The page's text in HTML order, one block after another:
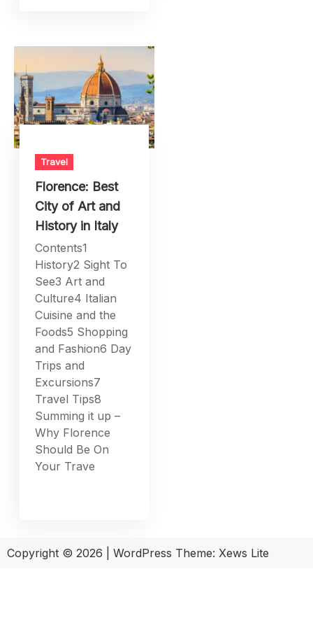
Travel
Florence: Best
City of Art and
History in Italy
Contents1
History2 Sight To
See3 Art and
Culture4 Italian
Cuisine and the
Foods5 Shopping
and Fashion6 Day
Trips and
Excursions7
Travel Tips8
Summing it up –
Why Florence
Should Be On
Your Trave
Copyright © 2026 WordPress Theme: Xews Lite